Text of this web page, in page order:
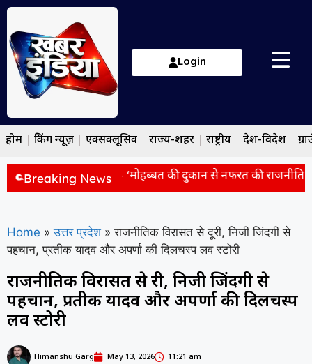
Login
होम ब्रेकिंग न्यूज़ एक्सक्लूसिव राज्य-शहर राष्ट्रीय देश-विदेश
Breaking News
गांधी पर हमला, बोले- ‘मोहब्बत की दुकान से नफरत की राजनीति ला
Home » उत्तर प्रदेश » राजनीतिक विरासत से दूरी, निजी जिंदगी से
पहचान, प्रतीक यादव और अपर्णा की दिलचस्प लव स्टोरी
राजनीतिक विरासत से दूरी, निजी जिंदगी से
पहचान, प्रतीक यादव और अपर्णा की दिलचस्प
लव स्टोरी
Himanshu Garg May 13, 2026 11:21 am